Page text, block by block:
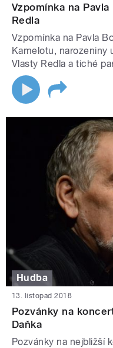
Vzpomínka na
Redla
Vzpomínka na Pavla
Kamelotu, narozeniny
Vlasty Redla a tiché
Hudba
13. listopad 2018
Pozvánky na
Daňka
Pozvánky na nejbližší